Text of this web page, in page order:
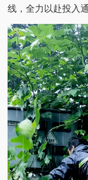
线，全力以赴投入